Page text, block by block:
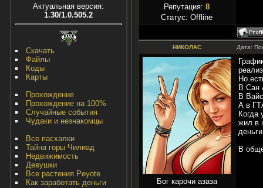
Актуальная версия:
1.30/1.0.505.2
Скачать
Файлы
Коды
Карты
Прохождение
Прохождение на 100%
Случайные события
Чудаки и незнакомцы
Все пасхалки
Тайна горы Чилиад
Недвижимость
Девушки
Все растения Peyote
Как заработать деньги
Репутация: 8
Статус: Offline
НИКОЛАС Дата:
Бог карочи азаза
Но
В Сан
В
А в
Когда
жил в
В